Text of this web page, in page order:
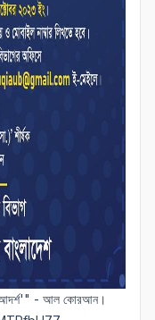
আদর্শ'" - আল কোরআন।